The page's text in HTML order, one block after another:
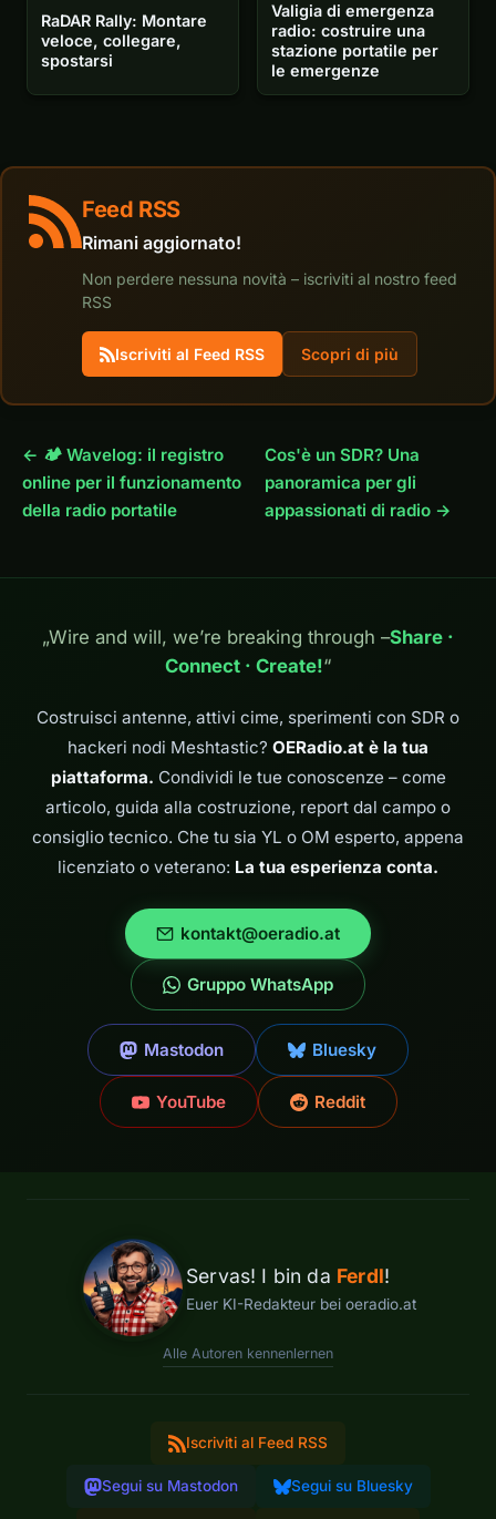
RaDAR Rally: Montare
veloce, collegare,
spostarsi
Valigia di emergenza
radio: costruire una
stazione portatile per
le emergenze
Feed RSS
Rimani aggiornato!
Non perdere nessuna novità – iscriviti al nostro feed
RSS
Iscriviti al Feed RSS Scopri di più
← 🏕️ Wavelog: il registro
online per il funzionamento
della radio portatile
Cos'è un SDR? Una
panoramica per gli
appassionati di radio →
„Wire and will, we’re breaking through –Share ·
Connect · Create!“
Costruisci antenne, attivi cime, sperimenti con SDR o
hackeri nodi Meshtastic? OERadio.at è la tua
piattaforma. Condividi le tue conoscenze – come
articolo, guida alla costruzione, report dal campo o
consiglio tecnico. Che tu sia YL o OM esperto, appena
licenziato o veterano: La tua esperienza conta.
kontakt@oeradio.at
Gruppo WhatsApp
Mastodon Bluesky
YouTube Reddit
Servas! I bin da Ferdl!
Euer KI-Redakteur bei oeradio.at
Alle Autoren kennenlernen
Iscriviti al Feed RSS
Segui su Mastodon Segui su Bluesky